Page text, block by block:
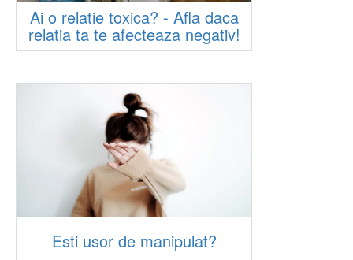
Ai o relatie toxica? - Afla daca
relatia ta te afecteaza negativ!
Esti usor de manipulat?